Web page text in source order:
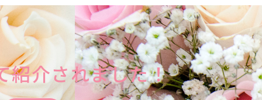
紹介されました！